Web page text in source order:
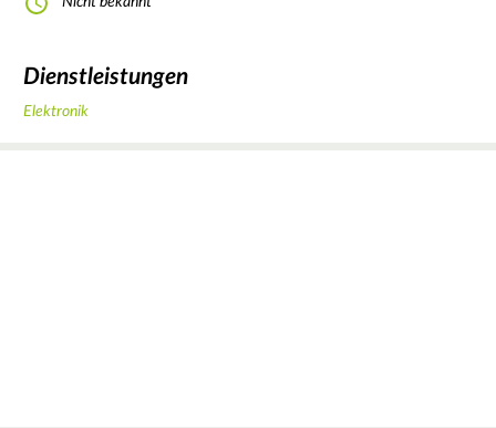
Dienstleistungen
Elektronik